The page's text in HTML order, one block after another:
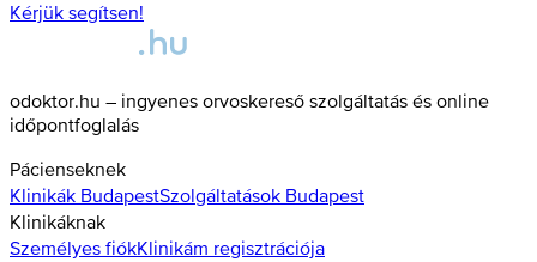
Kérjük segítsen!
odoktor.hu – ingyenes orvoskereső szolgáltatás és online
időpontfoglalás
Pácienseknek
Klinikák BudapestSzolgáltatások Budapest
Klinikáknak
Személyes fiókKlinikám regisztrációja